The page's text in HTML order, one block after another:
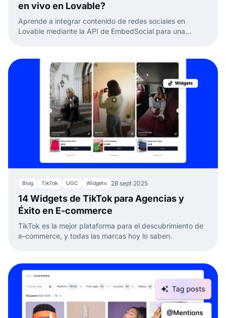
en vivo en Lovable?
Aprende a integrar contenido de redes sociales en
Lovable mediante la API de EmbedSocial para una
Blog TikTok UGC Widgets 28 sept 2025
14 Widgets de TikTok para Agencias y
Éxito en E-commerce
TikTok es la mejor plataforma para el descubrimiento de
e-commerce, y todas las marcas hoy lo saben.